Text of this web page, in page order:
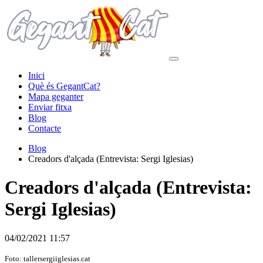
Inici
Què és GegantCat?
Mapa geganter
Enviar fitxa
Blog
Contacte
Blog
Creadors d'alçada (Entrevista: Sergi Iglesias)
Creadors d'alçada (Entrevista:
Sergi Iglesias)
04/02/2021 11:57
Foto: tallersergiiglesias.cat